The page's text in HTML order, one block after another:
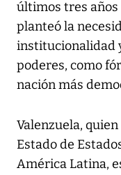
últimos tres
planteó la
institucionalidad
poderes, como
nación más
Valenzuela,
Estado de
América Latina,